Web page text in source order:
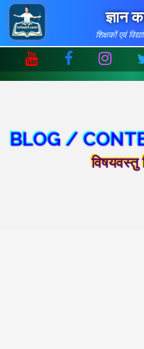
ज्ञान
शिक्षकों एवं
BLOG /
विषयवस्तु